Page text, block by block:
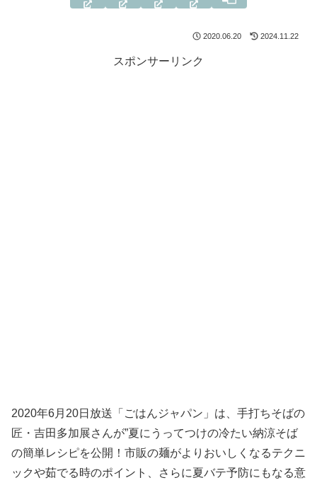
2020.06.20 2024.11.22
スポンサーリンク
2020年6月20日放送「ごはんジャパン」は、手打ちそばの
匠・吉田多加展さんが”夏にうってつけの冷たい納涼そば
の簡単レシピを公開！市販の麺がよりおいしくなるテクニ
ックや茹でる時のポイント、さらに夏バテ予防にもなる意